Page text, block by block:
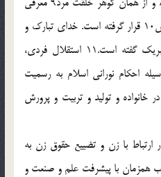
گرديد که در طرح نظام احسن آفرينش10 قرار گرفته است. خداي تبارک و
تعالي به خاطر آفريدن او به خود تبريک گفته است.11 استقلال فردي،
احکام نوراني اسلام به رسميت
او در خانواده و توليد و تربيت و پرورش
با زن و تضييع حقوق زن به
با پيشرفت علم و صنعت و